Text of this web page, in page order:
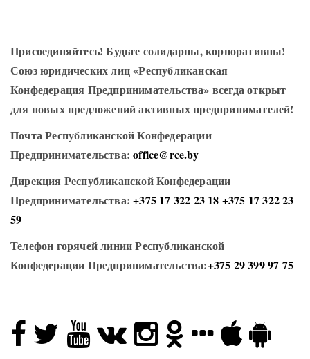
Присоединяйтесь! Будьте солидарны, корпоративны!
Союз юридических лиц «Республиканская
Конфедерация Предпринимательства» всегда открыт
для новых предложений активных предпринимателей!
Почта Республиканской Конфедерации
Предпринимательства:office@rce.by
Дирекция Республиканской Конфедерации
Предпринимательства:+375 17 322 23 18 +375 17 322 23
59
Телефон горячей линии Республиканской
Конфедерации Предпринимательства:+375 29 399 97 75